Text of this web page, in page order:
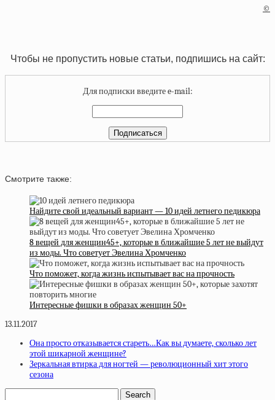
©
Чтобы не пропустить новые статьи, подпишись на сайт:
Для подписки введите e-mail:
Смотрите также:
Найдите свой идеальный вариант — 10 идей летнего педикюра
8 вещей для женщин45+, которые в ближайшие 5 лет не выйдут
из моды. Что советует Эвелина Хромченко
Что поможет, когда жизнь испытывает вас на прочность
Интересные фишки в образах женщин 50+
13.11.2017
Она просто отказывается стареть…Как вы думаете, сколько лет
этой шикарной женщине?
Зеркальная втирка для ногтей — революционный хит этого
сезона